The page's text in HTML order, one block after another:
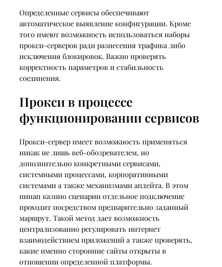
Определенные сервисы обеспечивают
автоматическое выявление конфигурации. Кроме
того имеют возможность использоваться наборы
прокси-серверов ради разнесения трафика либо
исключения блокировок. Важно проверять
корректность параметров и стабильность
соединения.
Прокси в процессе
функционировании сервисов
Прокси-сервер имеет возможность применяться
никак не лишь веб-обозревателем, но
дополнительно конкретными сервисами,
системными процессами, корпоративными
системами а также механизмами апдейта. В этом
пинап казино сценарии отдельное подключение
проходит посредством предварительно заданный
маршрут. Такой метод дает возможность
централизованно регулировать интернет
взаимодействием приложений а также проверять,
какие именно сторонние сайты открыты в
отношении определенной платформы.